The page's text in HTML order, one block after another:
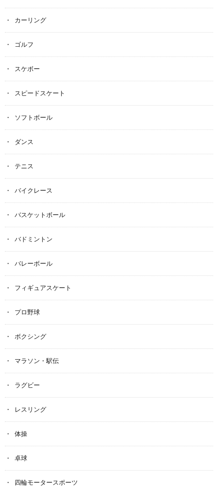
カーリング
ゴルフ
スケボー
スピードスケート
ソフトボール
ダンス
テニス
バイクレース
バスケットボール
バドミントン
バレーボール
フィギュアスケート
プロ野球
ボクシング
マラソン・駅伝
ラグビー
レスリング
体操
卓球
四輪モータースポーツ